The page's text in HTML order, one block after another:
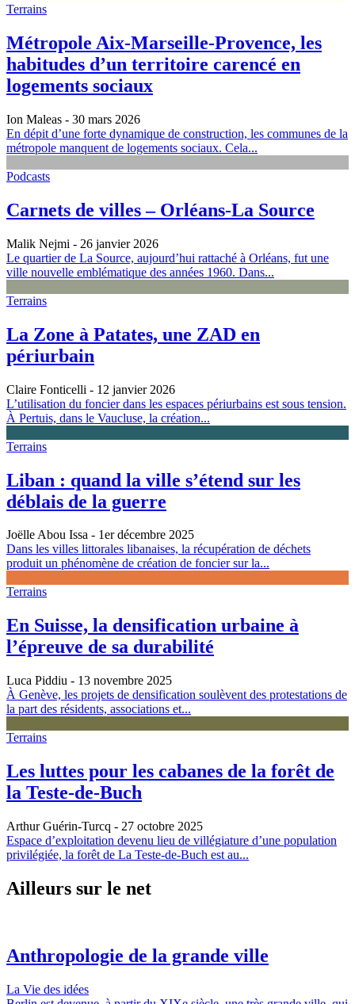
Terrains
Métropole Aix-Marseille-Provence, les
habitudes d’un territoire carencé en
logements sociaux
Ion Maleas - 30 mars 2026
En dépit d’une forte dynamique de construction, les communes de la
métropole manquent de logements sociaux. Cela...
Podcasts
Carnets de villes – Orléans‑La Source
Malik Nejmi - 26 janvier 2026
Le quartier de La Source, aujourd’hui rattaché à Orléans, fut une
ville nouvelle emblématique des années 1960. Dans...
Terrains
La Zone à Patates, une ZAD en
périurbain
Claire Fonticelli - 12 janvier 2026
L’utilisation du foncier dans les espaces périurbains est sous tension.
À Pertuis, dans le Vaucluse, la création...
Terrains
Liban : quand la ville s’étend sur les
déblais de la guerre
Joëlle Abou Issa - 1er décembre 2025
Dans les villes littorales libanaises, la récupération de déchets
produit un phénomène de création de foncier sur la...
Terrains
En Suisse, la densification urbaine à
l’épreuve de sa durabilité
Luca Piddiu - 13 novembre 2025
À Genève, les projets de densification soulèvent des protestations de
la part des résidents, associations et...
Terrains
Les luttes pour les cabanes de la forêt de
la Teste-de-Buch
Arthur Guérin-Turcq - 27 octobre 2025
Espace d’exploitation devenu lieu de villégiature d’une population
privilégiée, la forêt de La Teste-de-Buch est au...
Ailleurs sur le net
Anthropologie de la grande ville
La Vie des idées